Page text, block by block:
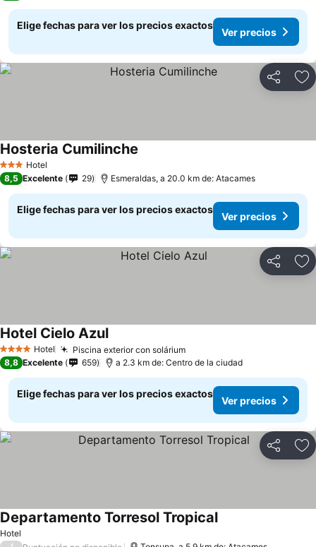
Elige fechas para ver los precios exactos
Ver precios
Compartir
3 Estrellas
Hotel
Hosteria Cumilinche
8,5 Excelente 29 Esmeraldas, a 20.0 km de: Atacames
Elige fechas para ver los precios exactos
Ver precios
Compartir
4 EstrellasHotel Piscina exterior con solárium
Hotel Cielo Azul
8,8 Excelente 659 a 2.3 km de: Centro de la ciudad
Elige fechas para ver los precios exactos
Ver precios
Compartir
Hotel
Departamento Torresol Tropical